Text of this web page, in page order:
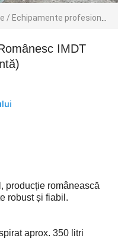
/ Echipamente profesionale
producție românească
robust și fiabil.
aprox. 350 litri